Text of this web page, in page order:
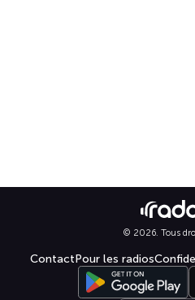
© 2026. Tous
ContactPour les radios